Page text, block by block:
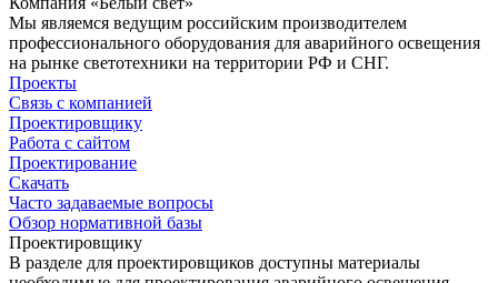
Мы являемся ведущим российским производителем
профессионального оборудования для аварийного освещения
на рынке светотехники на территории РФ и СНГ.
Проекты
Связь с компанией
Проектировщику
Работа с сайтом
Проектирование
Скачать
Часто задаваемые вопросы
Обзор нормативной базы
Проектировщику
В разделе для проектировщиков доступны материалы